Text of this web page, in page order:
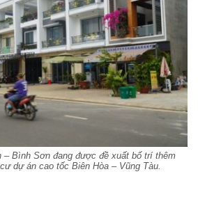
– Bình Sơn đang được đề xuất bố trí thêm
dự án cao tốc Biên Hòa – Vũng Tàu.